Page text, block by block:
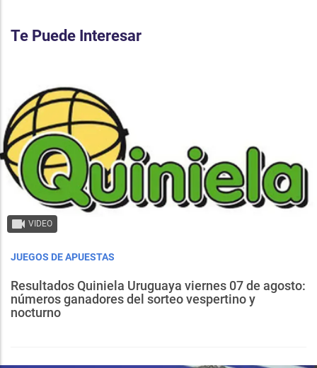
Te Puede Interesar
VIDEO
JUEGOS DE APUESTAS
Resultados Quiniela Uruguaya viernes 07 de agosto:
números ganadores del sorteo vespertino y
nocturno